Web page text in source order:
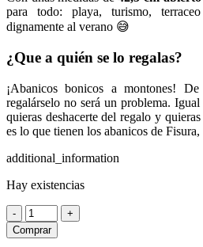
para todo: playa, turismo,
dignamente al verano 😅
¿Que a quién se lo regalas?
¡Abanicos bonicos a montones!
regalárselo no será un problema.
quieras deshacerte del regalo y
es lo que tienen los abanicos de
additional_information
Hay existencias
-
Abanico
quina
calor
+
Comprar